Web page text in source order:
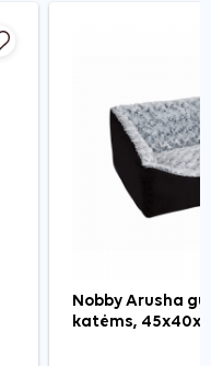
Nobby Arusha
katėms,